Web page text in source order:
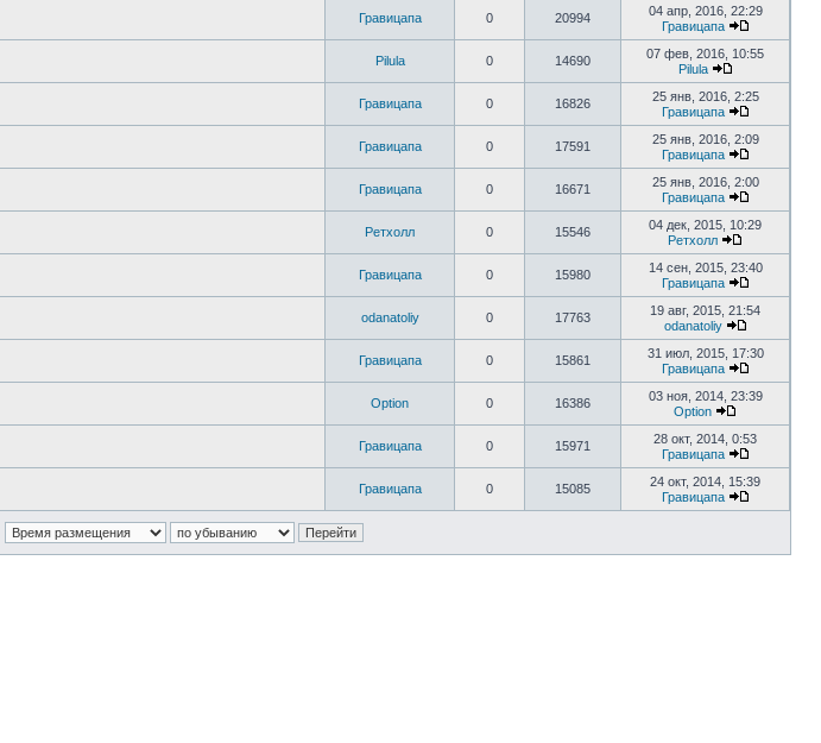
Гравицапа 0 20994
04 апр, 2016, 22:29
Гравицапа
Pilula 0 14690
07 фев, 2016, 10:55
Pilula
Гравицапа 0 16826
25 янв, 2016, 2:25
Гравицапа
Гравицапа 0 17591
25 янв, 2016, 2:09
Гравицапа
Гравицапа 0 16671
25 янв, 2016, 2:00
Гравицапа
Ретхолл 0 15546
04 дек, 2015, 10:29
Ретхолл
Гравицапа 0 15980
14 сен, 2015, 23:40
Гравицапа
odanatoliy 0 17763
19 авг, 2015, 21:54
odanatoliy
Гравицапа 0 15861
31 июл, 2015, 17:30
Гравицапа
Option 0 16386
03 ноя, 2014, 23:39
Option
Гравицапа 0 15971
28 окт, 2014, 0:53
Гравицапа
Гравицапа 0 15085
24 окт, 2014, 15:39
Гравицапа